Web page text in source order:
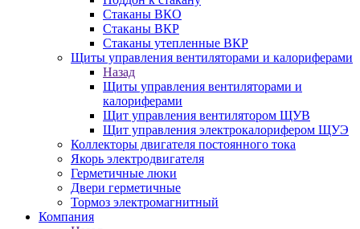
Стаканы ВКО
Стаканы ВКР
Стаканы утепленные ВКР
Щиты управления вентиляторами и калориферами
Назад
Щиты управления вентиляторами и
калориферами
Щит управления вентилятором ЩУВ
Щит управления электрокалорифером ЩУЭ
Коллекторы двигателя постоянного тока
Якорь электродвигателя
Герметичные люки
Двери герметичные
Тормоз электромагнитный
Компания